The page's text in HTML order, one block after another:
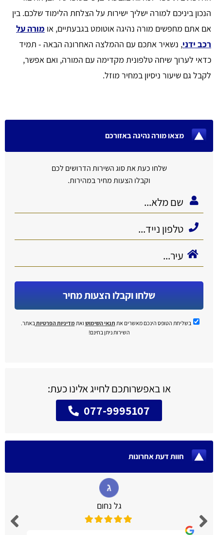
הנכון ביניכם למורה ישליך ישירות על הצלחת הלימוד שלכם. בין
אם אתם מחפשים מורה נהיגה אוטומט בגבעתיים, או מורה על
רכב ידני, נשאיר אתכם עם ההמלצה האחרונה הבאה - תמיד
כדאי לערוך שיחה טלפונית מקדימה עם המורה, ואם אפשר,
לקבל גם שיעור ניסיון במחיר מוזל.
מצאו מורה נהיגה באזורכם
שלחו כעת את סוג השירות הדרושים לכם
וקבלו הצעות מחיר במהירות.
שלחו וקבלו הצעות מחיר
בשליחת הטופס הינכם מאשרים את תנאי השימוש ואתמדיניות הפרטיות באתר.
השירות ניתן בחינם!
או באפשרותכם לחייג אלינו כעת:
077-9995107
חוות דעת אחרונות
גל נחום